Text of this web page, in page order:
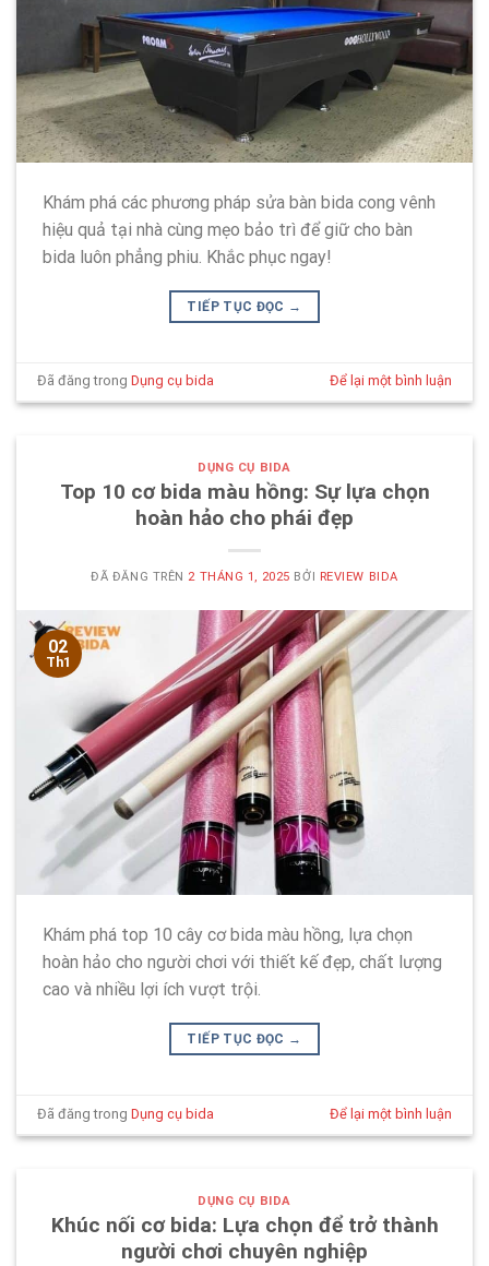
Khám phá các phương pháp sửa bàn bida cong vênh
hiệu quả tại nhà cùng mẹo bảo trì để giữ cho bàn
bida luôn phẳng phiu. Khắc phục ngay!
TIẾP TỤC ĐỌC →
Đã đăng trongDụng cụ bida Để lại một bình luận
DỤNG CỤ BIDA
Top 10 cơ bida màu hồng: Sự lựa chọn
hoàn hảo cho phái đẹp
ĐÃ ĐĂNG TRÊN 2 THÁNG 1, 2025 BỞI REVIEW BIDA
02
Th1
Khám phá top 10 cây cơ bida màu hồng, lựa chọn
hoàn hảo cho người chơi với thiết kế đẹp, chất lượng
cao và nhiều lợi ích vượt trội.
TIẾP TỤC ĐỌC →
Đã đăng trongDụng cụ bida Để lại một bình luận
DỤNG CỤ BIDA
Khúc nối cơ bida: Lựa chọn để trở thành
người chơi chuyên nghiệp